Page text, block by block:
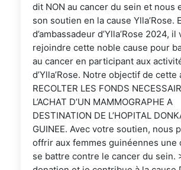
dit NON au cancer du sein et nous
son soutien en la cause Ylla’Rose.
d’ambassadeur d’Ylla’Rose 2024,
rejoindre cette noble cause pour
au cancer en participant aux
d’Ylla’Rose. Notre objectif de cette
RECOLTER LES FONDS
L’ACHAT D’UN MAMMOGRAPHE A
DESTINATION DE L’HOPITAL
GUINEE. Avec votre soutien, nous
offrir aux femmes guinéennes une
se battre contre le cancer du sein.